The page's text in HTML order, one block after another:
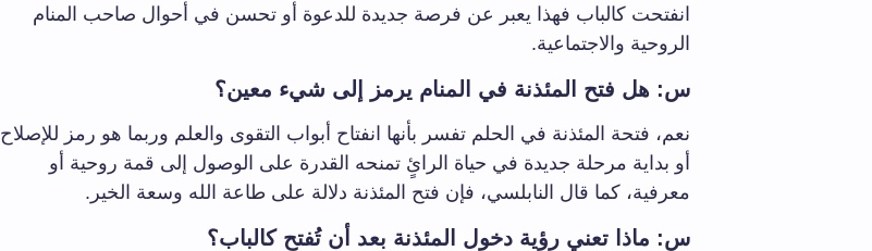
انفتحت كالباب فهذا يعبر عن فرصة جديدة للدعوة أو تحسن في أحوال صاحب المنام
الروحية والاجتماعية.
س: هل فتح المئذنة في المنام يرمز إلى شيء معين؟
نعم، فتحة المئذنة في الحلم تفسر بأنها انفتاح أبواب التقوى والعلم وربما هو رمز للإصلاح
أو بداية مرحلة جديدة في حياة الرائٍ تمنحه القدرة على الوصول إلى قمة روحية أو
معرفية، كما قال النابلسي، فإن فتح المئذنة دلالة على طاعة الله وسعة الخير.
س: ماذا تعني رؤية دخول المئذنة بعد أن تُفتح كالباب؟